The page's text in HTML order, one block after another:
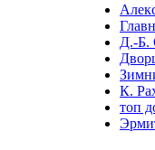
Д.-Б.
К.
топ